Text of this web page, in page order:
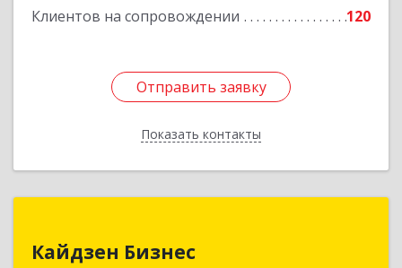
Клиентов на сопровождении 120
Отправить заявку
Показать контакты
Подробнее
Отправить заявку
Назад
Кайдзен Бизнес